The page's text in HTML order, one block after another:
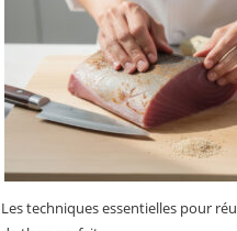
Les techniques essentielles pour